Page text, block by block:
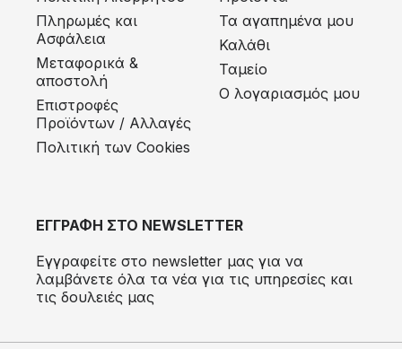
Πληρωμές και
Ασφάλεια
Μεταφορικά &
αποστολή
Eπιστροφές
Προϊόντων / Αλλαγές
Πολιτική των Cookies
Τα αγαπημένα μου
Καλάθι
Ταμείο
Ο λογαριασμός μου
ΕΓΓΡΑΦΗ ΣΤΟ NEWSLETTER
Εγγραφείτε στο newsletter μας για να
λαμβάνετε όλα τα νέα για τις υπηρεσίες και
τις δουλειές μας